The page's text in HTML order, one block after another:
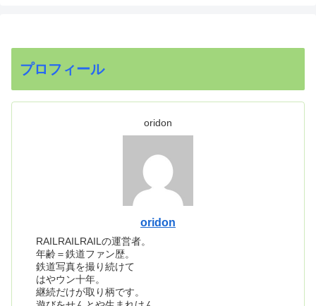
プロフィール
oridon
oridon
RAILRAILRAILの運営者。
年齢＝鉄道ファン歴。
鉄道写真を撮り続けて
はやウン十年。
継続だけが取り柄です。